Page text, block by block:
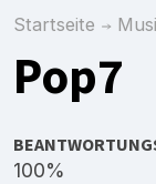
Startseite
Pop7
100%